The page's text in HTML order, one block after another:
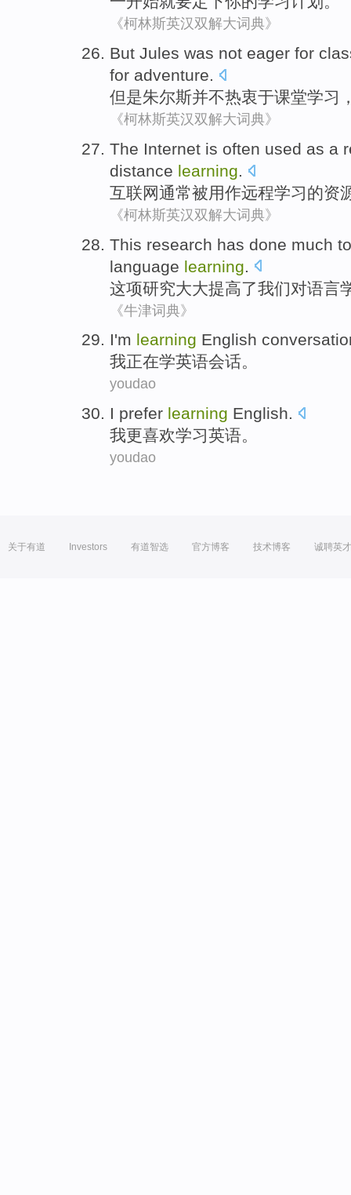
《柯林斯英汉双解大词典》
But Jules was not eager for
for adventure.
但是朱尔斯并不热衷于课堂学习
《柯林斯英汉双解大词典》
The Internet is often used as a
distance learning.
互联网通常被用作远程学习的资
《柯林斯英汉双解大词典》
This research has done much
language learning
这项研究大大提高了我们对语言
《牛津词典》
I'm learning English
我正在学英语会话。
youdao
I prefer learning English.
我更喜欢学习英语。
youdao
关于有道 Investors 有道智选 官方博客 技术博客 诚聘英才